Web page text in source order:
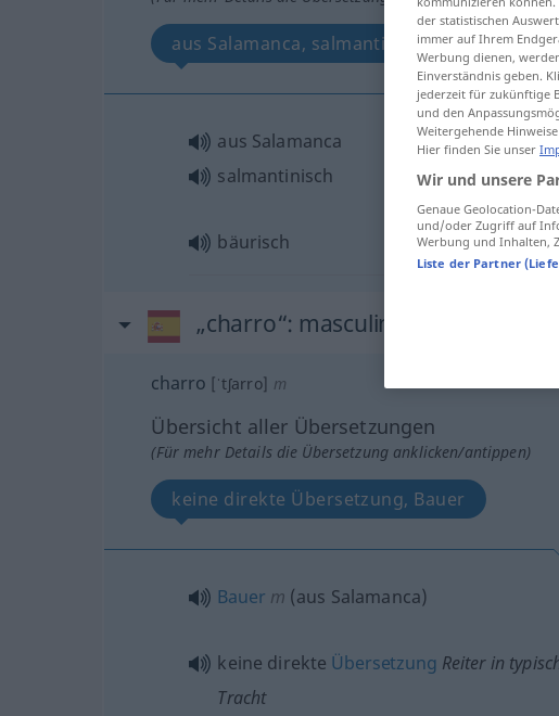
aus Salamanca, salmantinisch, bäurisch
aus Salamanca
salmantinisch
bäurisch
„charro“: masculino
charro [ˈtʃarro] m
Übersicht aller Übersetzungen
(Für mehr Details die Übersetzung anklicken/antippen)
keine direkte Übersetzung, Bauer
Bauer m (aus Salamanca)
keine direkte Übersetzung Reiter in
Tracht
der statistischen
immer auf Ihrem
Werbung dienen,
Einverständnis geben.
jederzeit für zukünftige
und den
Weitergehende
Hier finden Sie unser
Wir und unsere
Genaue Geolocation-
und/oder Zugriff auf
Werbung und Inhalten,
Liste der Partner